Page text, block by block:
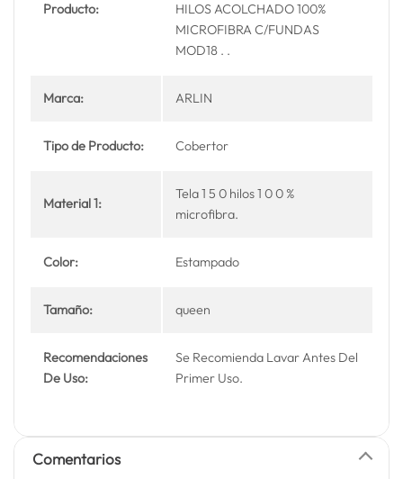
Producto:
HILOS ACOLCHADO 100%
MICROFIBRA C/FUNDAS
MOD18 . .
Marca: ARLIN
Tipo de Producto: Cobertor
Material 1:
Tela 1 5 0 hilos 1 0 0 %
microfibra.
Color: Estampado
Tamaño: queen
Recomendaciones
De Uso:
Se Recomienda Lavar Antes Del
Primer Uso.
Comentarios